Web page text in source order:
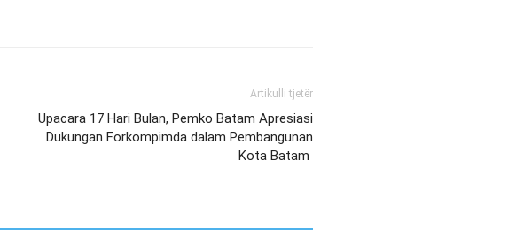
Artikulli tjetër
Upacara 17 Hari Bulan, Pemko Batam Apresiasi
Dukungan Forkompimda dalam Pembangunan
Kota Batam